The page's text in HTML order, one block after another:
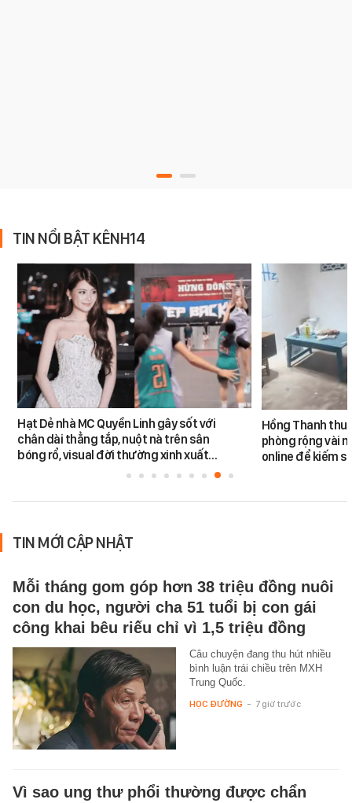
TIN NỔI BẬT KÊNH14
Hạt Dẻ nhà MC Quyền Linh gây sốt với
chân dài thẳng tắp, nuột nà trên sân
bóng rổ, visual đời thường xinh xuất…
Hồng Thanh
phòng rộng vài
online để kiếm
TIN MỚI CẬP NHẬT
Mỗi tháng gom góp hơn 38 triệu đồng nuôi
con du học, người cha 51 tuổi bị con gái
công khai bêu riếu chỉ vì 1,5 triệu đồng
Câu chuyện đang thu hút nhiều
bình luận trái chiều trên MXH
Trung Quốc.
HỌC ĐƯỜNG - 7 giờ trước
Vì sao ung thư phổi thường được chẩn